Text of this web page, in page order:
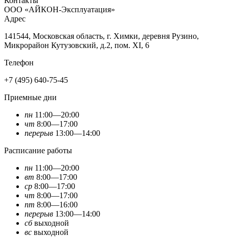
ООО «АЙКОН-Эксплуатация»
Адрес
141544, Московская область, г. Химки, деревня Рузино,
Микрорайон Кутузовский, д.2, пом. XI, 6
Телефон
+7 (495) 640-75-45
Приемные дни
пн 11:00—20:00
чт 8:00—17:00
перерыв 13:00—14:00
Расписание работы
пн 11:00—20:00
вт 8:00—17:00
ср 8:00—17:00
чт 8:00—17:00
пт 8:00—16:00
перерыв 13:00—14:00
сбвыходной
вс выходной